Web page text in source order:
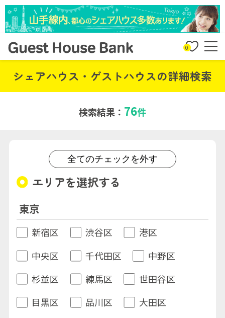
0
シェアハウス・ゲストハウスの詳細検索
検索結果： 76件
全てのチェックを外す
エリアを選択する
東京
新宿区 渋谷区
港区
中央区
千代田区
中野区
杉並区
練馬区
世田谷区
目黒区
品川区
大田区